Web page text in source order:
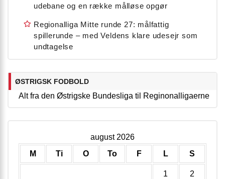
udebane og en række målløse opgør
Regionalliga Mitte runde 27: målfattig
spillerunde – med Veldens klare udesejr som
undtagelse
ØSTRIGSK FODBOLD
Alt fra den Østrigske Bundesliga til Reginonalligaerne
august 2026
M
Ti O To F L S
1 2